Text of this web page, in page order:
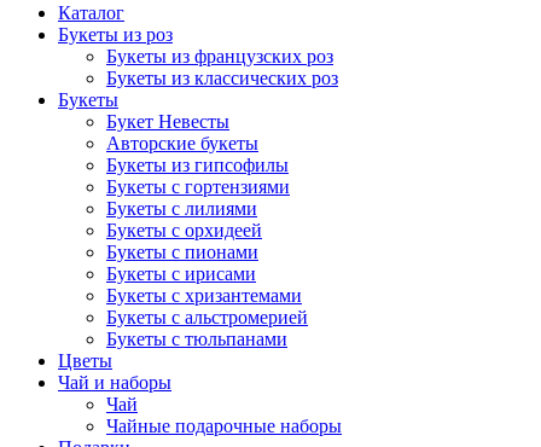
Каталог
Букеты из роз
Букеты из французских роз
Букеты из классических роз
Букеты
Букет Невесты
Авторские букеты
Букеты из гипсофилы
Букеты с гортензиями
Букеты с лилиями
Букеты с орхидеей
Букеты с пионами
Букеты с ирисами
Букеты с хризантемами
Букеты с альстромерией
Букеты с тюльпанами
Цветы
Чай и наборы
Чай
Чайные подарочные наборы